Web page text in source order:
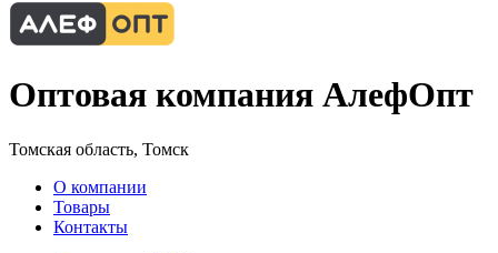
Оптовая компания АлефОпт
Томская область, Томск
О компании
Товары
Контакты